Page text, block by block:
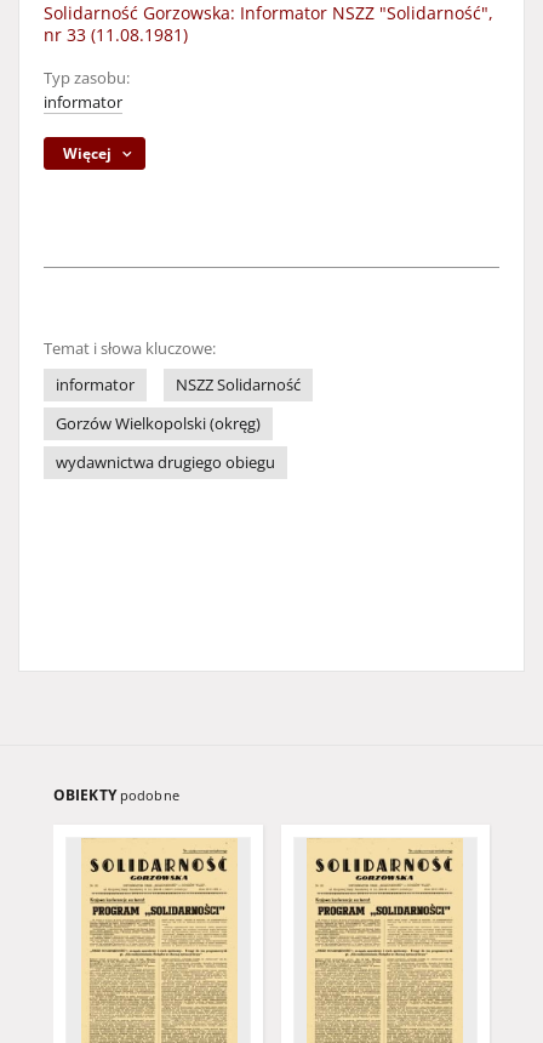
Solidarność Gorzowska: Informator NSZZ "Solidarność",
nr 33 (11.08.1981)
Typ zasobu:
informator
Więcej
Temat i słowa kluczowe:
informator
NSZZ Solidarność
Gorzów Wielkopolski (okręg)
wydawnictwa drugiego obiegu
OBIEKTY podobne